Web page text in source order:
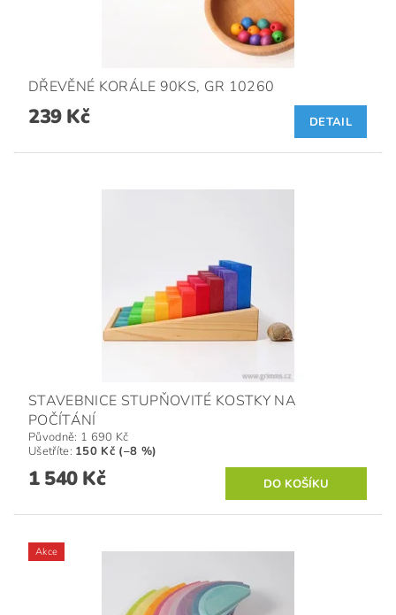
DŘEVĚNÉ KORÁLE 90KS, GR 10260
239 Kč DETAIL
STAVEBNICE STUPŇOVITÉ KOSTKY NA
POČÍTÁNÍ
Původně: 1 690 Kč
Ušetříte: 150 Kč (–8 %)
1 540 Kč
Akce